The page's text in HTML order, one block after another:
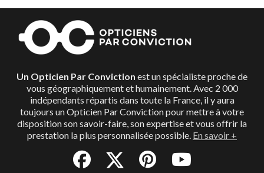
Un Opticien Par Conviction est un spécialiste proche de
vous géographiquement et humainement. Avec 2 000
indépendants répartis dans toute la France, il y aura
toujours un Opticien Par Conviction pour mettre à votre
disposition son savoir-faire, son expertise et vous offrir la
prestation la plus personnalisée possible. En savoir +